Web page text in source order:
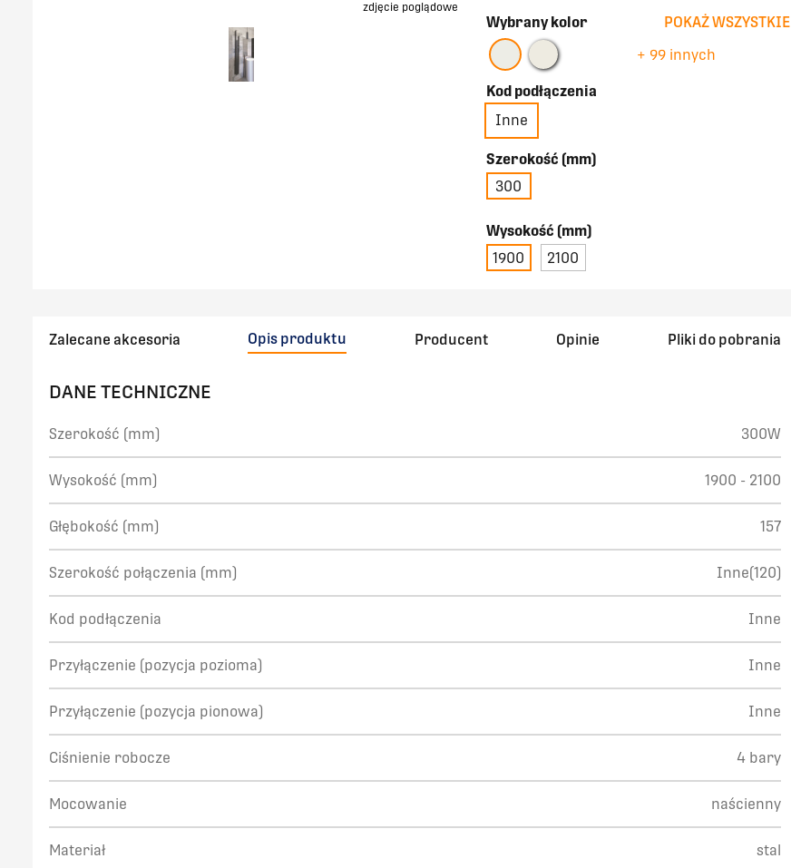
zdjęcie poglądowe
Wybrany kolor
POKAŻ WSZYSTKIE
+ 99 innych
Kod podłączenia
Inne
Szerokość (mm)
300
Wysokość (mm)
1900
2100
Zalecane akcesoria Opis produktu Producent Opinie Pliki do pobrania
DANE TECHNICZNE
Szerokość (mm) 300W
Wysokość (mm) 1900 - 2100
Głębokość (mm) 157
Szerokość połączenia (mm) Inne(120)
Kod podłączenia Inne
Przyłączenie (pozycja pozioma) Inne
Przyłączenie (pozycja pionowa) Inne
Ciśnienie robocze 4 bary
Mocowanie naścienny
Materiał stal